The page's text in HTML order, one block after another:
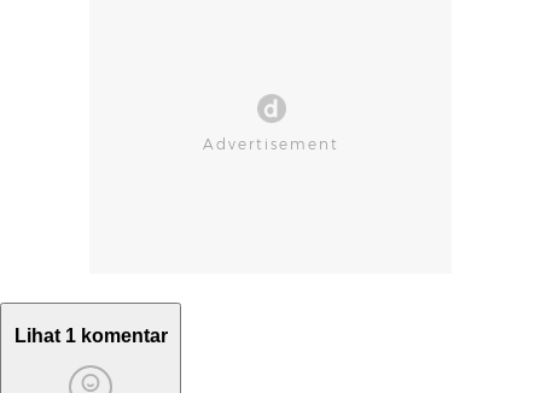
Lihat 1 komentar